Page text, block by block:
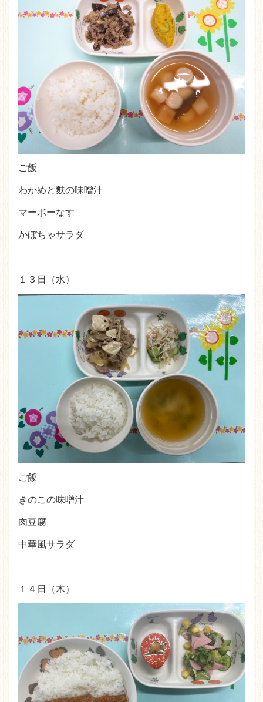
ご飯
わかめと麩の味噌汁
マーボーなす
かぼちゃサラダ
１３日（水）
ご飯
きのこの味噌汁
肉豆腐
中華風サラダ
１４日（木）